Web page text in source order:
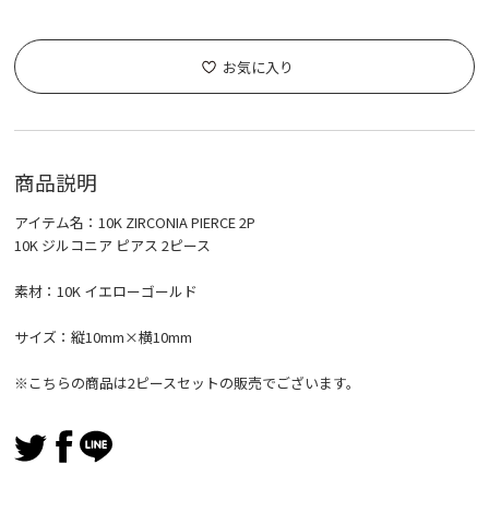
お気に入り
商品説明
アイテム名：10K ZIRCONIA PIERCE 2P
10K ジルコニア ピアス 2ピース
素材：10K イエローゴールド
サイズ：縦10mm×横10mm
※こちらの商品は2ピースセットの販売でございます。